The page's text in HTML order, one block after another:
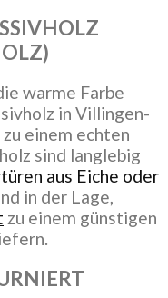
warme Farbe
in Villingen-
einem echten
sind langlebig
aus Eiche oder
in der Lage,
zu einem günstigen